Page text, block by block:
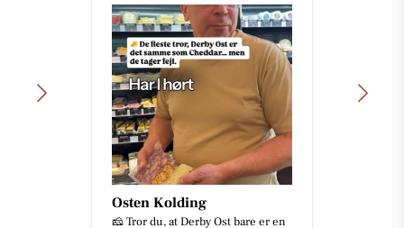
Osten Kolding
🧀 Tror du, at Derby Ost bare er en